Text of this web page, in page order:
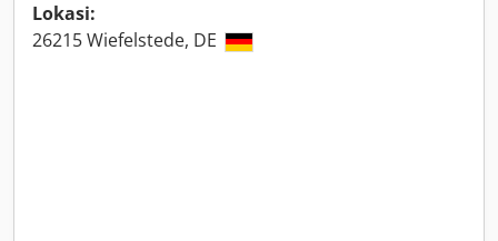
Lokasi:
26215 Wiefelstede, DE